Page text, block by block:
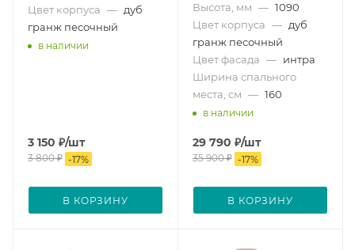
Цвет корпуса — дуб
гранж песочный
в наличии
3 150 ₽/шт
3 800₽ -17%
В КОРЗИНУ
Высота, мм — 1090
Цвет корпуса — дуб
гранж песочный
Цвет фасада — интра
Ширина спального
места, см — 160
в наличии
29 790 ₽/шт
35 900₽ -17%
В КОРЗИНУ